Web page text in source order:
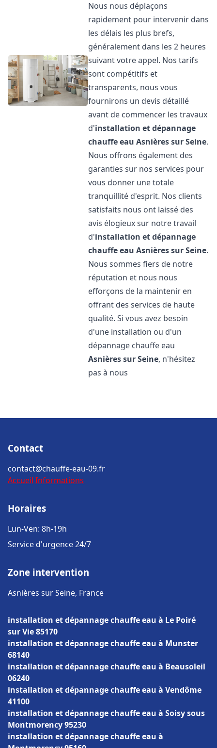
Nous nous déplaçons
rapidement pour intervenir dans
les délais les plus brefs,
généralement dans les 2 heures
suivant votre appel. Nos tarifs
sont compétitifs et
transparents, nous vous
fournirons un devis détaillé
avant de commencer les travaux
d'installation et dépannage
chauffe eau Asnières sur Seine.
Nous offrons également des
garanties sur nos services pour
vous donner une totale
tranquillité d'esprit. Nos clients
satisfaits nous ont laissé des
avis élogieux sur notre travail
d'installation et dépannage
chauffe eau Asnières sur Seine.
Nous sommes fiers de notre
réputation et nous nous
efforçons de la maintenir en
offrant des services de haute
qualité. Si vous avez besoin
d'une installation ou d'un
dépannage chauffe eau
Asnières sur Seine, n'hésitez
pas à nous
Contact
contact@chauffe-eau-09.fr
Accueil Informations
Horaires
Lun-Ven: 8h-19h
Service d'urgence 24/7
Zone intervention
Asnières sur Seine, France
installation et dépannage chauffe eau à Le Poiré
sur Vie 85170
installation et dépannage chauffe eau à Munster
68140
installation et dépannage chauffe eau à Beausoleil
06240
installation et dépannage chauffe eau à Vendôme
41100
installation et dépannage chauffe eau à Soisy sous
Montmorency 95230
installation et dépannage chauffe eau à